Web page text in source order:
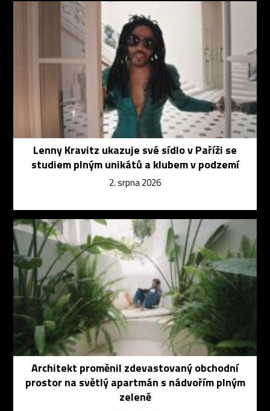
Lenny Kravitz ukazuje své sídlo v Paříži se
studiem plným unikátů a klubem v podzemí
2. srpna 2026
Architekt proměnil zdevastovaný obchodní
prostor na světlý apartmán s nádvořím plným
zeleně